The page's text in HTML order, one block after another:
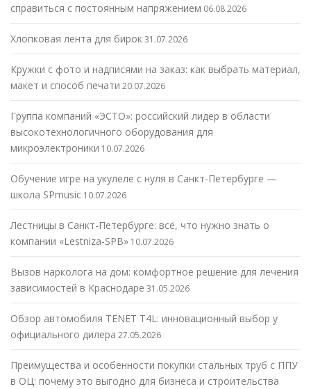
справиться с постоянным напряжением 06.08.2026
Хлопковая лента для бирок31.07.2026
Кружки с фото и надписями на заказ: как выбрать материал,
макет и способ печати 20.07.2026
Группа компаний «ЭСТО»: российский лидер в области
высокотехнологичного оборудования для
микроэлектроники 10.07.2026
Обучение игре на укулеле с нуля в Санкт-Петербурге —
школа SPmusic 10.07.2026
Лестницы в Санкт-Петербурге: всё, что нужно знать о
компании «Lestniza-SPB» 10.07.2026
Вызов нарколога на дом: комфортное решение для лечения
зависимостей в Краснодаре 31.05.2026
Обзор автомобиля TENET T4L: инновационный выбор у
официального дилера 27.05.2026
Преимущества и особенности покупки стальных труб с ППУ
в ОЦ: почему это выгодно для бизнеса и строительства